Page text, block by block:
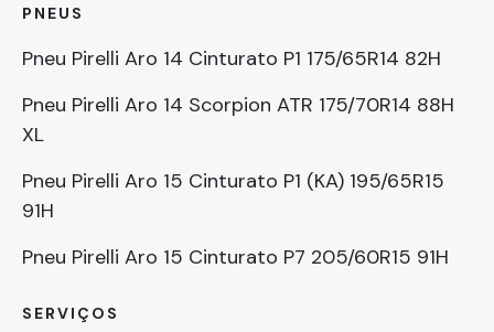
PNEUS
Pneu Pirelli Aro 14 Cinturato P1 175/65R14 82H
Pneu Pirelli Aro 14 Scorpion ATR 175/70R14 88H
XL
Pneu Pirelli Aro 15 Cinturato P1 (KA) 195/65R15
91H
Pneu Pirelli Aro 15 Cinturato P7 205/60R15 91H
SERVIÇOS